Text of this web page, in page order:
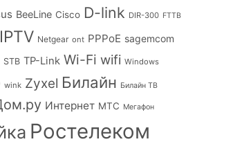
BeeLine Cisco D-link DIR-300 FTTB
IPTV Netgear ont PPPoE sagemcom
STB TP-Link Wi-Fi wifi Windows
wink Zyxel Билайн Билайн ТВ
Интернет МТС Мегафон
Ростелеком